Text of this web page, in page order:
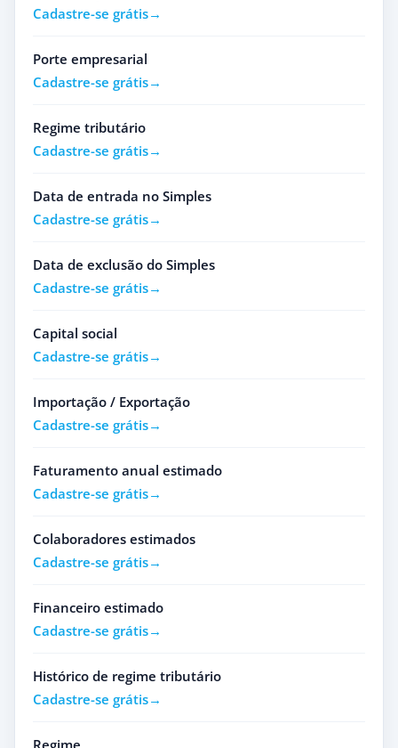
Cadastre-se grátis
Porte empresarial
Cadastre-se grátis
Regime tributário
Cadastre-se grátis
Data de entrada no Simples
Cadastre-se grátis
Data de exclusão do Simples
Cadastre-se grátis
Capital social
Cadastre-se grátis
Importação / Exportação
Cadastre-se grátis
Faturamento anual estimado
Cadastre-se grátis
Colaboradores estimados
Cadastre-se grátis
Financeiro estimado
Cadastre-se grátis
Histórico de regime tributário
Cadastre-se grátis
Regime